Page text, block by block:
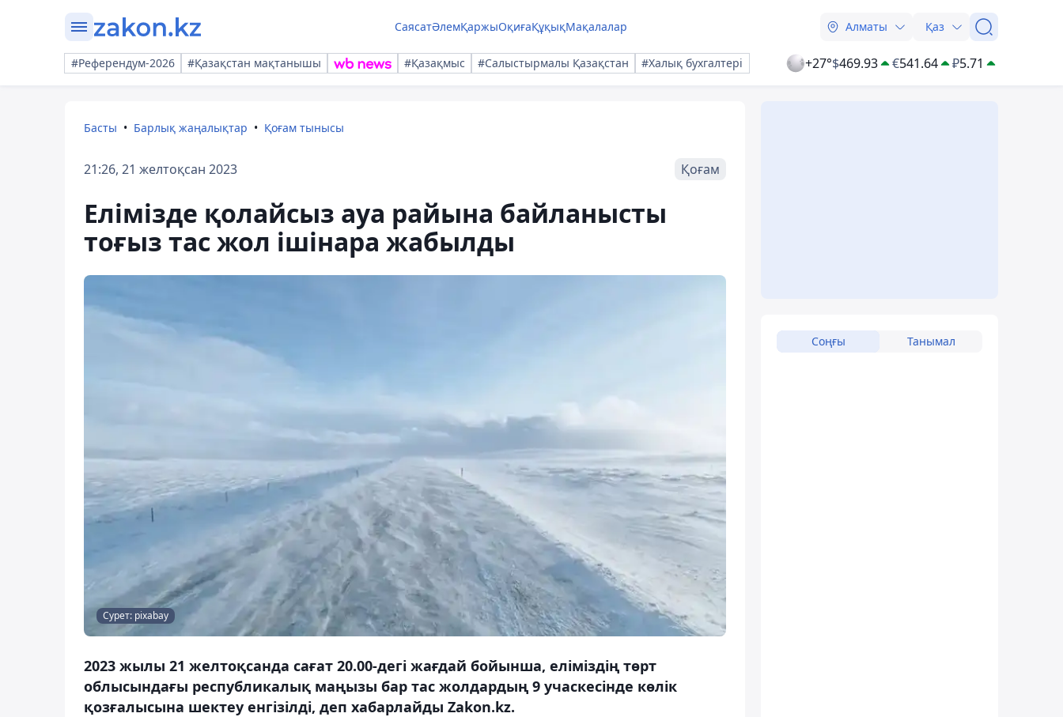
СаясатӘлемҚаржыОқиғаҚұқықМақалалар Алматы Қаз
#Референдум-2026 #Қазақстан мақтанышы #Қазақмыс #Салыстырмалы Қазақстан #Халық бухгалтері +27°$469.93 €541.64 ₽5.71
Басты Барлық жаңалықтар Қоғам тынысы
21:26, 21 желтоқсан 2023 Қоғам
Елімізде қолайсыз ауа райына байланысты
тоғыз тас жол ішінара жабылды
Сурет: pixabay
2023 жылы 21 желтоқсанда сағат 20.00-дегі жағдай бойынша, еліміздің төрт
облысындағы республикалық маңызы бар тас жолдардың 9 учаскесінде көлік
қозғалысына шектеу енгізілді, деп хабарлайды Zakon.kz.
Соңғы Танымал